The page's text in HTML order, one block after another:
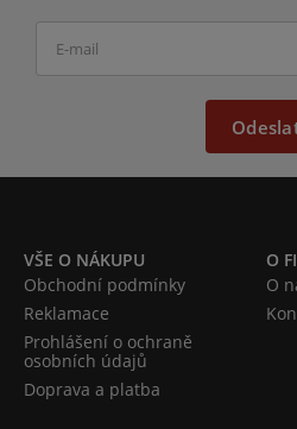
VŠE O NÁKUPU
Obchodní podmínky
Reklamace
Prohlášení o ochraně
osobních údajů
Doprava a platba
O
O